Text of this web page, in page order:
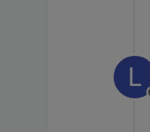
L